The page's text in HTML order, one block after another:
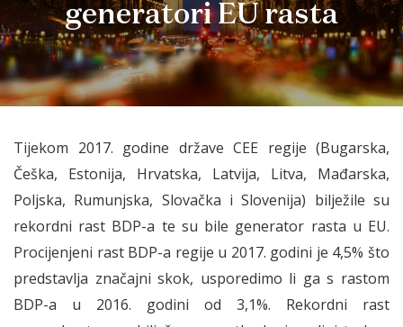
generatori EU rasta
Tijekom 2017. godine države CEE regije (Bugarska,
Češka, Estonija, Hrvatska, Latvija, Litva, Mađarska,
Poljska, Rumunjska, Slovačka i Slovenija) bilježile su
rekordni rast BDP-a te su bile generator rasta u EU.
Procijenjeni rast BDP-a regije u 2017. godini je 4,5% što
predstavlja značajni skok, usporedimo li ga s rastom
BDP-a u 2016. godini od 3,1%. Rekordni rast